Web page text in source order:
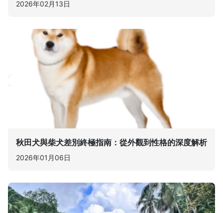
2026年02月13日
秋田犬與柴犬差別終極指南：從外觀到性格的深度解析
2026年01月06日